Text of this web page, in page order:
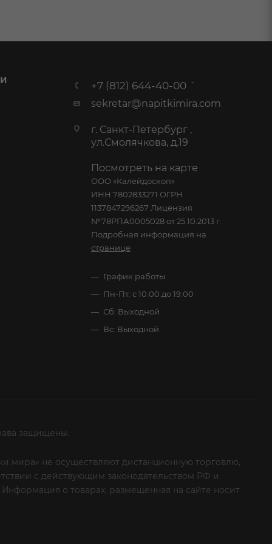
+7 (812) 644-40-00
sekretar@napitkimira.com
г. Санкт-Петербург ,
ул.Смолячкова, д.19
Посмотреть на карте
ООО «Калейдоскоп»
ИНН 7802833271 ОГРН
1137847296267 Лицензия
№78РПА0005028 от 25.10.2013 г.
Подробная информация на
странице
График работы
Пн-Пт: с 10:00 до 19:00
Сб: Выходной
Вс: Выходной
защищены.
мира» не осуществляют дистанционную торговлю,
с действующим законодательством РФ и
о товарах, размещенная на сайте носит